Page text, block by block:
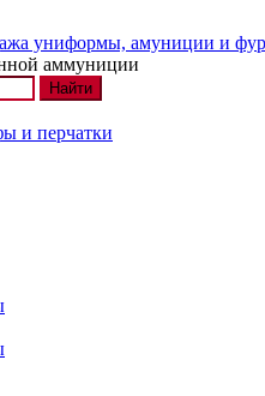
аммуниции
Найти
и перчатки